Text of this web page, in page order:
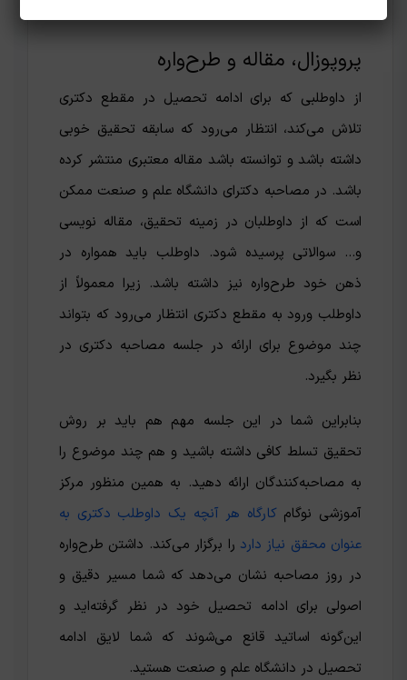
پروپوزال، مقاله و طرح‌واره
از داوطلبی که برای ادامه تحصیل در مقطع دکتری
تلاش می‌کند، انتظار می‌رود که سابقه تحقیق خوبی
داشته باشد و توانسته باشد مقاله معتبری منتشر کرده
باشد. در مصاحبه دکترای دانشگاه علم و صنعت ممکن
است که از داوطلبان در زمینه تحقیق، مقاله نویسی
و… سوالاتی پرسیده شود. داوطلب باید همواره در
ذهن خود طرح‌واره‌ نیز داشته باشد. زیرا معمولاً از
داوطلب ورود به مقطع دکتری انتظار می‌رود که بتواند
چند موضوع برای ارائه در جلسه مصاحبه دکتری در
نظر بگیرد.
بنابراین شما در این جلسه مهم هم باید بر روش
تحقیق تسلط کافی داشته باشید و هم چند موضوع را
به مصاحبه‌کنندگان ارائه دهید. به همین منظور مرکز
آموزشی نوگامکارگاه هر آنچه یک داوطلب دکتری به
عنوان محقق نیاز دارد را برگزار می‌کند. داشتن طرح‌واره
در روز مصاحبه نشان می‌دهد که شما مسیر دقیق و
اصولی برای ادامه تحصیل خود در نظر گرفته‌اید و
این‌گونه اساتید قانع می‌شوند که شما لایق ادامه
تحصیل در دانشگاه علم و صنعت هستید.